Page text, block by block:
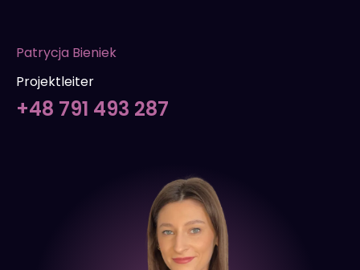
Patrycja Bieniek
Projektleiter
+48 791 493 287